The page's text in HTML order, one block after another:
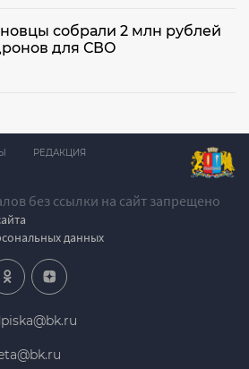
собрали 2 млн рублей
для СВО
без ссылки на сайт запрещено
данных
РЕДАКЦИЯ